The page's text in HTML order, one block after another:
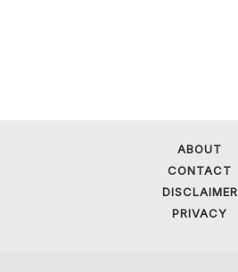
ABOUT
CONTACT
DISCLAIMER
PRIVACY